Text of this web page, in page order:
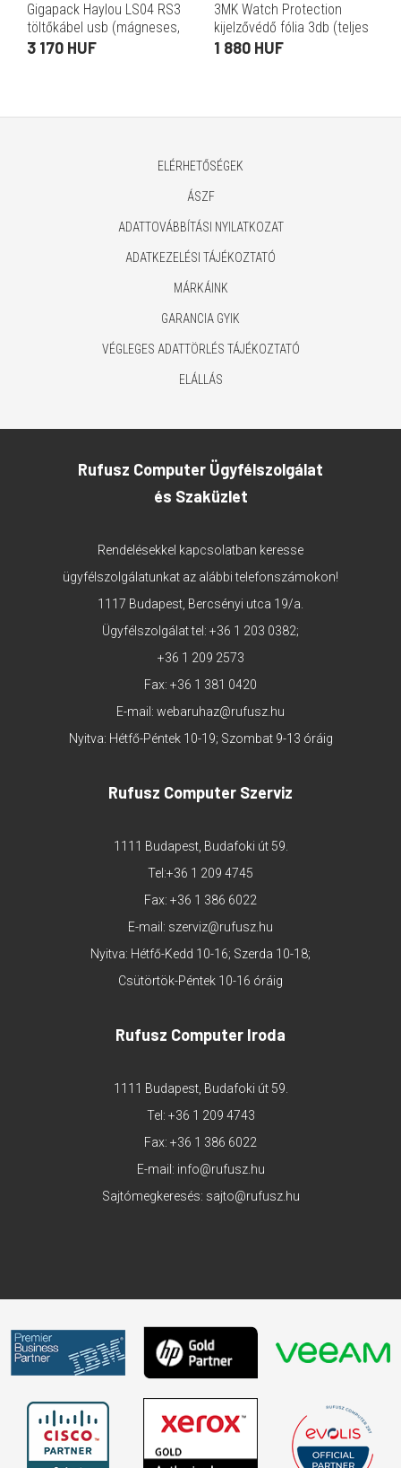
Gigapack Haylou LS04 RS3
töltőkábel usb (mágneses,
100cm) fekete
3 170 HUF
3MK Watch Protection
kijelzővédő fólia 3db (teljes
felület, ultravékony, 0,2 mm,
1 880 HUF
ELÉRHETŐSÉGEK
ÁSZF
ADATTOVÁBBÍTÁSI NYILATKOZAT
ADATKEZELÉSI TÁJÉKOZTATÓ
MÁRKÁINK
GARANCIA GYIK
VÉGLEGES ADATTÖRLÉS TÁJÉKOZTATÓ
ELÁLLÁS
Rufusz Computer Ügyfélszolgálat
és Szaküzlet
Rendelésekkel kapcsolatban keresse
ügyfélszolgálatunkat az alábbi telefonszámokon!
1117 Budapest, Bercsényi utca 19/a.
Ügyfélszolgálat tel: +36 1 203 0382;
+36 1 209 2573
Fax: +36 1 381 0420
E-mail: webaruhaz@rufusz.hu
Nyitva: Hétfő-Péntek 10-19; Szombat 9-13 óráig
Rufusz Computer Szerviz
1111 Budapest, Budafoki út 59.
Tel:+36 1 209 4745
Fax: +36 1 386 6022
E-mail: szerviz@rufusz.hu
Nyitva: Hétfő-Kedd 10-16; Szerda 10-18;
Csütörtök-Péntek 10-16 óráig
Rufusz Computer Iroda
1111 Budapest, Budafoki út 59.
Tel: +36 1 209 4743
Fax: +36 1 386 6022
E-mail: info@rufusz.hu
Sajtómegkeresés: sajto@rufusz.hu